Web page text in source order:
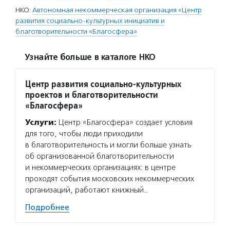
НКО: Автономная некоммерческая организация «Центр
развития социально-культурных инициатив и
благотворительности «Благосфера»
Узнайте больше в каталоге НКО
Центр развития социально-культурных
проектов и благотворительности
«Благосфера»
Услуги: Центр «Благосфера» создает условия
для того, чтобы люди приходили
в благотворительность и могли больше узнать
об организованной благотворительности
и некоммерческих организациях: в центре
проходят события московских некоммерческих
организаций, работают книжный…
Подробнее